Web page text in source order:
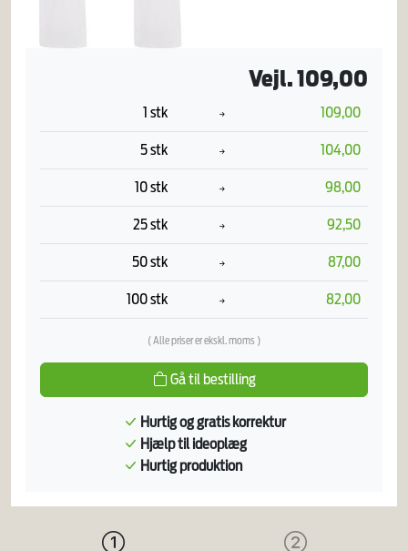
Vejl. 109,00
1 stk 109,00
5 stk 104,00
10 stk 98,00
25 stk 92,50
50 stk 87,00
100 stk 82,00
( Alle priser er ekskl. moms )
Gå til bestilling
Hurtig og gratis korrektur
Hjælp til ideoplæg
Hurtig produktion